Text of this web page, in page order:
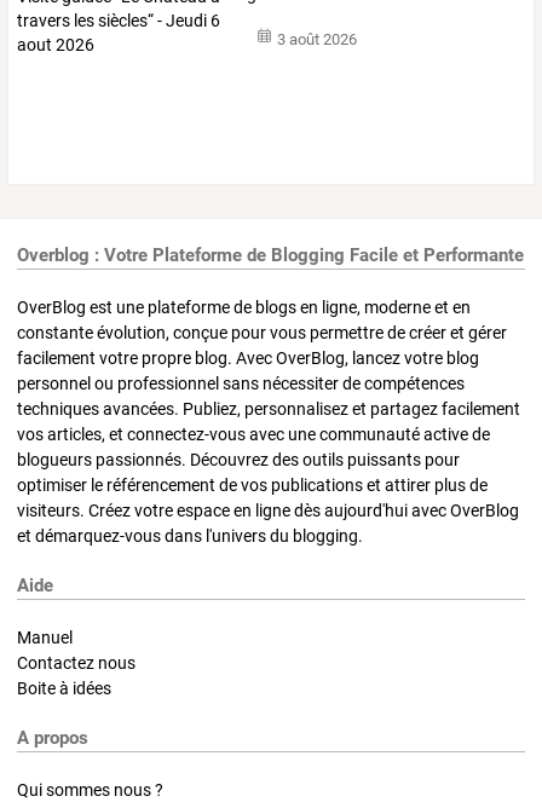
3 août 2026
Overblog : Votre Plateforme de Blogging Facile et Performante
OverBlog est une plateforme de blogs en ligne, moderne et en
constante évolution, conçue pour vous permettre de créer et gérer
facilement votre propre blog. Avec OverBlog, lancez votre blog
personnel ou professionnel sans nécessiter de compétences
techniques avancées. Publiez, personnalisez et partagez facilement
vos articles, et connectez-vous avec une communauté active de
blogueurs passionnés. Découvrez des outils puissants pour
optimiser le référencement de vos publications et attirer plus de
visiteurs. Créez votre espace en ligne dès aujourd'hui avec OverBlog
et démarquez-vous dans l'univers du blogging.
Aide
Manuel
Contactez nous
Boite à idées
A propos
Qui sommes nous ?